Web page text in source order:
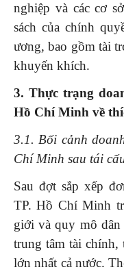
nghiệp và các cơ
sách của chính
ương, bao gồm tài
khuyến khích.
3. Thực trạng
Hồ Chí Minh về
3.1. Bối cảnh
Chí Minh sau tái
Sau đợt sắp xếp
TP. Hồ Chí Minh
giới và quy mô
trung tâm tài chính,
lớn nhất cả nước.